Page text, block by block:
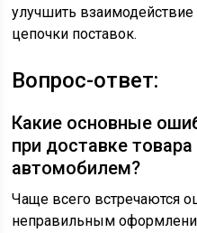
улучшить
цепочки поставок.
Вопрос-ответ:
Какие основные
при доставке
автомобилем?
Чаще всего встречаются
неправильным